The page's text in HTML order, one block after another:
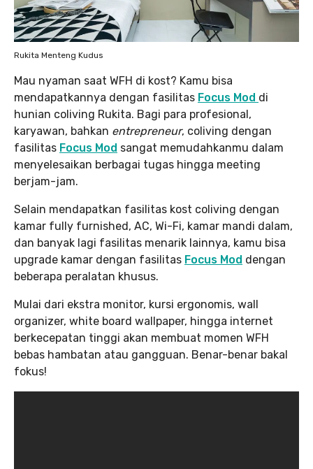
Rukita Menteng Kudus
Mau nyaman saat WFH di kost? Kamu bisa
mendapatkannya dengan fasilitas Focus Mod di
hunian coliving Rukita. Bagi para profesional,
karyawan, bahkan entrepreneur, coliving dengan
fasilitas Focus Mod sangat memudahkanmu dalam
menyelesaikan berbagai tugas hingga meeting
berjam-jam.
Selain mendapatkan fasilitas kost coliving dengan
kamar fully furnished, AC, Wi-Fi, kamar mandi dalam,
dan banyak lagi fasilitas menarik lainnya, kamu bisa
upgrade kamar dengan fasilitas Focus Mod dengan
beberapa peralatan khusus.
Mulai dari ekstra monitor, kursi ergonomis, wall
organizer, white board wallpaper, hingga internet
berkecepatan tinggi akan membuat momen WFH
bebas hambatan atau gangguan. Benar-benar bakal
fokus!